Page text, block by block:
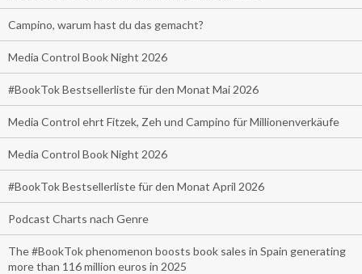
Campino, warum hast du das gemacht?
Media Control Book Night 2026
#BookTok Bestsellerliste für den Monat Mai 2026
Media Control ehrt Fitzek, Zeh und Campino für Millionenverkäufe
Media Control Book Night 2026
#BookTok Bestsellerliste für den Monat April 2026
Podcast Charts nach Genre
The #BookTok phenomenon boosts book sales in Spain generating
more than 116 million euros in 2025